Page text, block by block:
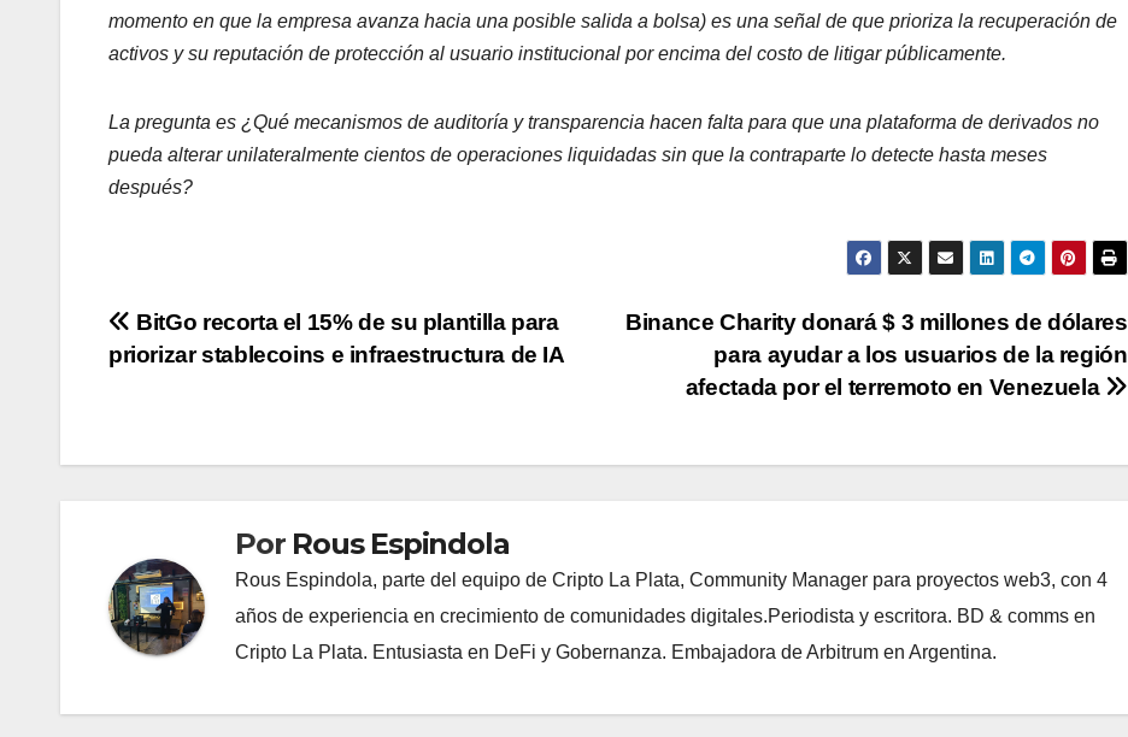
momento en que la empresa avanza hacia una posible salida a bolsa) es una señal de que prioriza la recuperación de
activos y su reputación de protección al usuario institucional por encima del costo de litigar públicamente.
La pregunta es ¿Qué mecanismos de auditoría y transparencia hacen falta para que una plataforma de derivados no
pueda alterar unilateralmente cientos de operaciones liquidadas sin que la contraparte lo detecte hasta meses
después?
Navegación
de
Binance Charity donará $ 3 millones de dólares
para ayudar a los usuarios de la región
afectada por el terremoto en Venezuela
BitGo recorta el 15% de su plantilla para
priorizar stablecoins e infraestructura de IA
Por Rous Espindola
Rous Espindola, parte del equipo de Cripto La Plata, Community Manager para proyectos web3, con 4
años de experiencia en crecimiento de comunidades digitales.Periodista y escritora. BD & comms en
Cripto La Plata. Entusiasta en DeFi y Gobernanza. Embajadora de Arbitrum en Argentina.